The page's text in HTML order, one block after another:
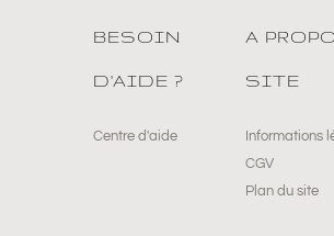
BESOIN
D'AIDE ?
Centre d'aide
A
SITE
Informations
CGV
Plan du site